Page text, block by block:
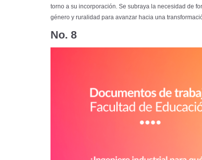
torno a su incorporación. Se subraya la necesidad de
género y ruralidad para avanzar hacia una
No. 8